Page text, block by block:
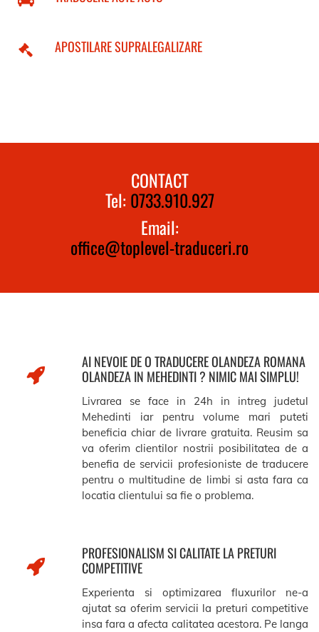
APOSTILARE SUPRALEGALIZARE
CONTACT
Tel: 0733.910.927
Email:
office@toplevel-traduceri.ro
AI NEVOIE DE O TRADUCERE OLANDEZA ROMANA
OLANDEZA IN MEHEDINTI ? NIMIC MAI SIMPLU!
Livrarea se face in 24h in intreg judetul
Mehedinti iar pentru volume mari puteti
beneficia chiar de livrare gratuita. Reusim sa
va oferim clientilor nostrii posibilitatea de a
benefia de servicii profesioniste de traducere
pentru o multitudine de limbi si asta fara ca
locatia clientului sa fie o problema.
PROFESIONALISM SI CALITATE LA PRETURI
COMPETITIVE
Experienta si optimizarea fluxurilor ne-a
ajutat sa oferim servicii la preturi competitive
insa fara a afecta calitatea acestora. Pe langa